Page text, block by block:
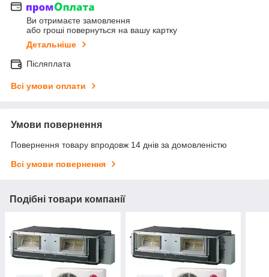
Ви отримаєте замовлення
або гроші повернуться на вашу картку
Детальніше
Післяплата
Всі умови оплати
Умови повернення
Повернення товару впродовж 14 днів за домовленістю
Всі умови повернення
Подібні товари компанії